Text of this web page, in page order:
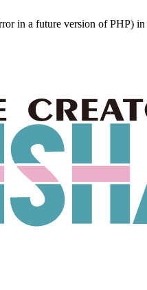
in a future version of PHP) in